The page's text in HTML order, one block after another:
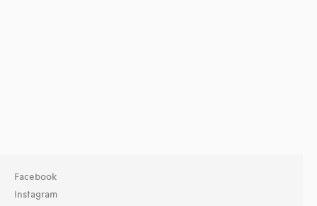
Facebook
Instagram